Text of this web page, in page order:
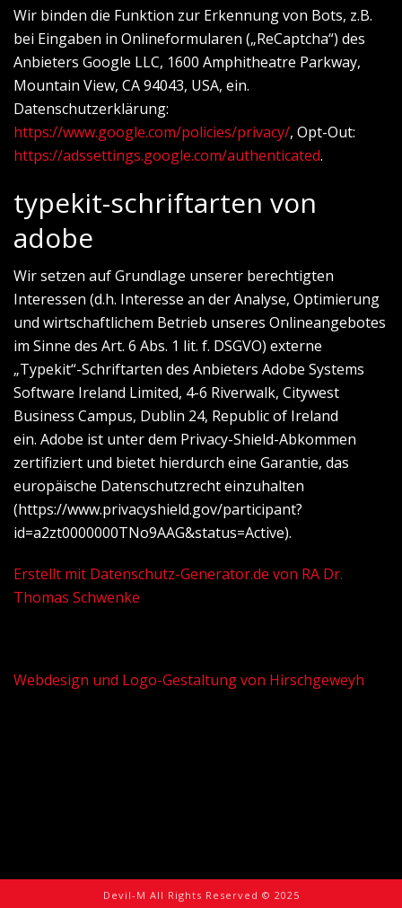
Wir binden die Funktion zur Erkennung von Bots, z.B.
bei Eingaben in Onlineformularen („ReCaptcha“) des
Anbieters Google LLC, 1600 Amphitheatre Parkway,
Mountain View, CA 94043, USA, ein.
Datenschutzerklärung:
https://www.google.com/policies/privacy/, Opt-Out:
https://adssettings.google.com/authenticated.
typekit-schriftarten von
adobe
Wir setzen auf Grundlage unserer berechtigten
Interessen (d.h. Interesse an der Analyse, Optimierung
und wirtschaftlichem Betrieb unseres Onlineangebotes
im Sinne des Art. 6 Abs. 1 lit. f. DSGVO) externe
„Typekit“-Schriftarten des Anbieters Adobe Systems
Software Ireland Limited, 4-6 Riverwalk, Citywest
Business Campus, Dublin 24, Republic of Ireland
ein. Adobe ist unter dem Privacy-Shield-Abkommen
zertifiziert und bietet hierdurch eine Garantie, das
europäische Datenschutzrecht einzuhalten
(https://www.privacyshield.gov/participant?
id=a2zt0000000TNo9AAG&status=Active).
Erstellt mit Datenschutz-Generator.de von RA Dr.
Thomas Schwenke
Webdesign und Logo-Gestaltung von Hirschgeweyh
Devil-M All Rights Reserved © 2025